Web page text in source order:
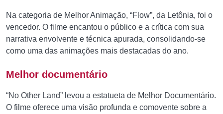
Na categoria de Melhor Animação, “Flow”, da Letônia, foi o
vencedor. O filme encantou o público e a crítica com sua
narrativa envolvente e técnica apurada, consolidando-se
como uma das animações mais destacadas do ano.
Melhor documentário
“No Other Land” levou a estatueta de Melhor Documentário.
O filme oferece uma visão profunda e comovente sobre a